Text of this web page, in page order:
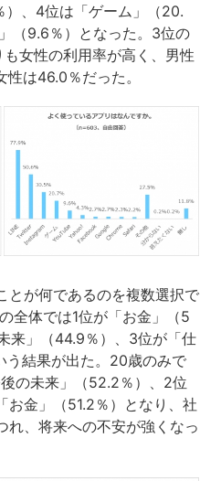
、4位は「ゲーム」（20.
（9.6％）となった。3位の
女性の利用率が高く、男性
は46.0％だった。
とが何であるのを複数選択で
全体では1位が「お金」（5
来」（44.9％）、3位が「仕
う結果が出た。20歳のみで
の未来」（52.2％）、2位
お金」（51.2％）となり、社
れ、将来への不安が強くなっ